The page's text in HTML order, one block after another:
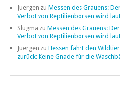
Juergen zu Messen des Grauens:
Verbot von Reptilienbörsen wird
Slugma zu Messen des Grauens:
Verbot von Reptilienbörsen wird
Juergen zu Hessen fährt den
zurück: Keine Gnade für die